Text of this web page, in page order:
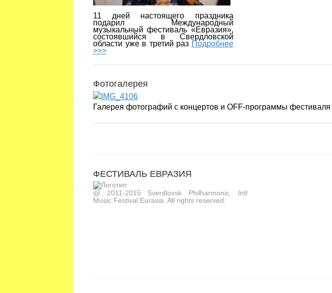
11 дней настоящего праздника
подарил Международный
музыкальный фестиваль «Евразия»,
состоявшийся в Свердловской
области уже в третий раз Подробнее
>>>
Фотогалерея
Галерея фотографий с концертов и OFF-программы фестиваля
ФЕСТИВАЛЬ ЕВРАЗИЯ
@ 2011-2015 Sverdlovsk Philharmonic. Intl
Music Festival Eurasia. All rights reserved.